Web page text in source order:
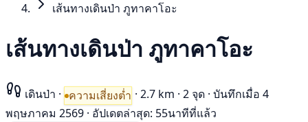
เส้นทางเดินป่า ภูทาคาโอะ
เส้นทางเดินป่า ภูทาคาโอะ
เดินป่า · ความเสี่ยงต่ำ · 2.7 km · 2 จุด · บันทึกเมื่อ 4
พฤษภาคม 2569 · อัปเดตล่าสุด: 55นาทีที่แล้ว